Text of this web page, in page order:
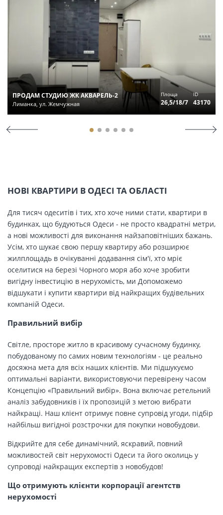
ПРОДАМ СТУДИЮ ЖК АКВАРЕЛЬ-2
Лиманка, ул. Жемчужная
Площа
26,5/18/7
ID
43170
НОВІ КВАРТИРИ В ОДЕСІ ТА ОБЛАСТІ
Для тисяч одеситів і тих, хто хоче ними стати, квартири в
будинках, що будуються Одеси - не просто квадратні метри,
а нові можливості для виконання найзаповітніших бажань.
Усім, хто шукає свою першу квартиру або розширює
жилплощадь в очікуванні додавання сім'ї, хто мріє
оселитися на березі Чорного моря або хоче зробити
вигідну інвестицію в нерухомість, ми Допоможемо
відшукати і купити квартири від найкращих будівельних
компаній Одеси.
Правильний вибір
Світле, просторе житло в красивому сучасному будинку,
побудованому по самих новим технологіям - це реально
досяжна мета для всіх наших клієнтів. Ми підшукуємо
оптимальні варіанти, використовуючи перевірену часом
Концепцію «Правильний вибір». Вона включає ретельний
аналіз забудовників і їх пропозицій з метою вибрати
найкращі. Наш клієнт отримує повне супровід угоди, підбір
найбільш вигідної розстрочки для покупки новобудови.
Відкрийте для себе динамічний, яскравий, повний
можливостей світ нерухомості Одеси та його околиць у
супроводі найкращих експертів з новобудов!
Що отримують клієнти корпорації агентств
нерухомості